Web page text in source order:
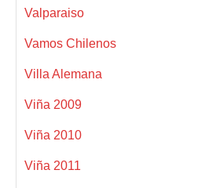
Valparaiso
Vamos Chilenos
Villa Alemana
Viña 2009
Viña 2010
Viña 2011